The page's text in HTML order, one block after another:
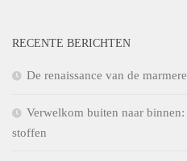
RECENTE BERICHTEN
De renaissance van de
Verwelkom buiten naar
stoffen